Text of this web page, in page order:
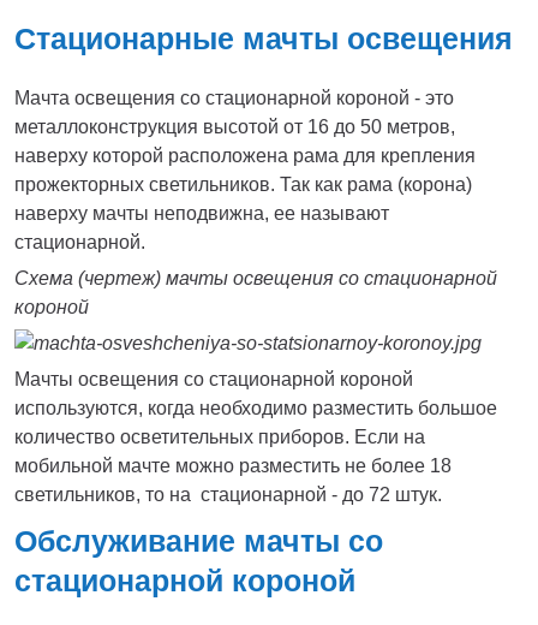
Стационарные мачты освещения
Мачта освещения со стационарной короной - это
металлоконструкция высотой от 16 до 50 метров,
наверху которой расположена рама для крепления
прожекторных светильников. Так как рама (корона)
наверху мачты неподвижна, ее называют
стационарной.
Схема (чертеж) мачты освещения со стационарной
короной
Мачты освещения со стационарной короной
используются, когда необходимо разместить большое
количество осветительных приборов. Если на
мобильной мачте можно разместить не более 18
светильников, то на стационарной - до 72 штук.
Обслуживание мачты со
стационарной короной